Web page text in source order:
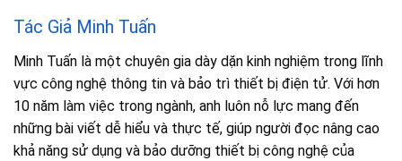
Tác Giả Minh Tuấn
Minh Tuấn là một chuyên gia dày dặn kinh nghiệm trong lĩnh
vực công nghệ thông tin và bảo trì thiết bị điện tử. Với hơn
10 năm làm việc trong ngành, anh luôn nỗ lực mang đến
những bài viết dễ hiểu và thực tế, giúp người đọc nâng cao
khả năng sử dụng và bảo dưỡng thiết bị công nghệ của